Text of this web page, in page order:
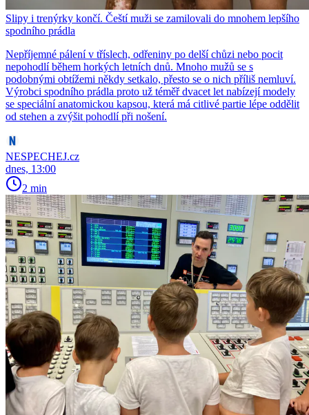
Slipy i trenýrky končí. Čeští muži se zamilovali do mnohem lepšího
spodního prádla
Nepříjemné pálení v tříslech, odřeniny po delší chůzi nebo pocit
nepohodlí během horkých letních dnů. Mnoho mužů se s
podobnými obtížemi někdy setkalo, přesto se o nich příliš nemluví.
Výrobci spodního prádla proto už téměř dvacet let nabízejí modely
se speciální anatomickou kapsou, která má citlivé partie lépe oddělit
od stehen a zvýšit pohodlí při nošení.
NESPECHEJ.cz
dnes, 13:00
2 min